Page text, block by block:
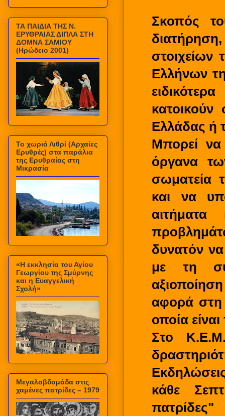
Σκοπός
στοιχείων
Ελλήνων
Ελλάδας ή
Μπορεί να
όργανα
σωματεία
και να
αιτήματα
δυνατόν
με τη
αφορά στη
οποία
Στο
κάθε
πατρίδες"
ΤΑ ΠΑΙΔΙΑ ΤΗΣ Ν.
ΕΡΥΘΡΑΙΑΣ ΔΙΠΛΑ ΣΤΗ
ΔΟΜΝΑ ΣΑΜΙΟΥ
(Ηρώδειο 2001)
Το χωριό Λιθρί (Αρχαίες
Ερυθρές) στα παράλια
της Ερυθραίας στη
Μικρασία
«Η εκκλησία του Αγίου
Γεωργίου της Σμύρνης
και η Ευαγγελική
Σχολή»
Μεγαλοβδομάδα στις
χαμένες πατρίδες – 1979